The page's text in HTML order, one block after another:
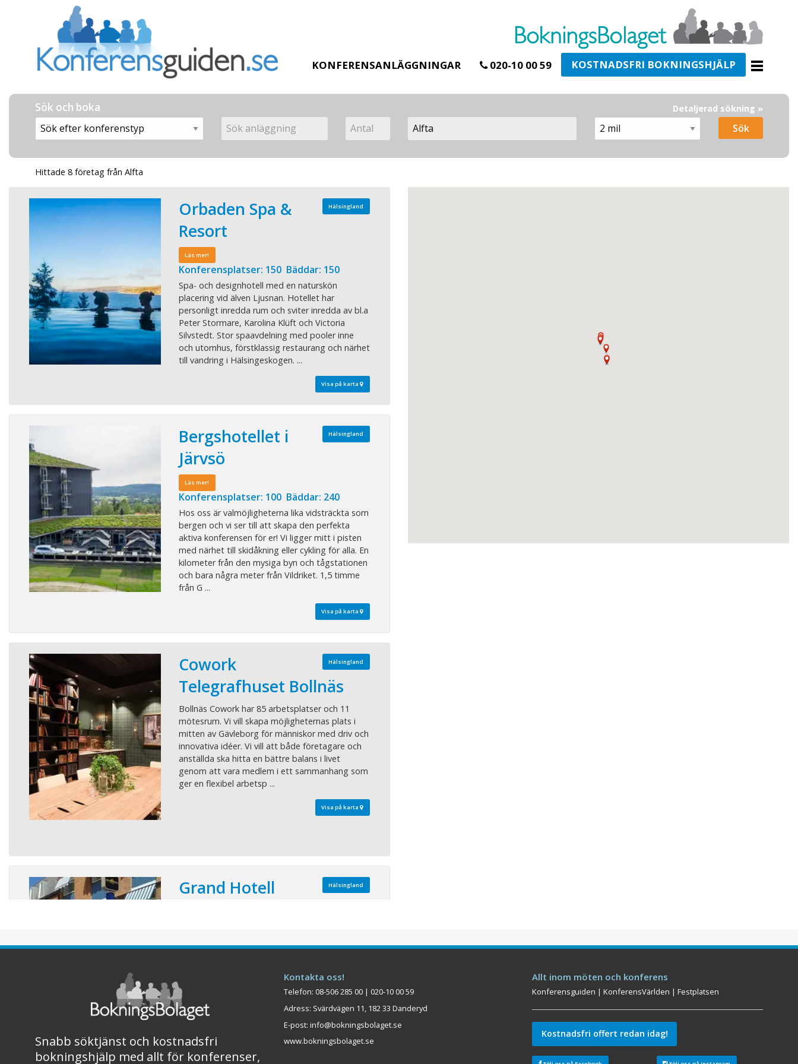
KONFERENSANLÄGGNINGAR 020-10 00 59 KOSTNADSFRI BOKNINGSHJÄLP
Sök och boka Detaljerad sökning »
Hittade 8 företag från Alfta
Hälsingland
Orbaden Spa &
Resort
Läs mer!
Konferensplatser: 150 Bäddar: 150
Spa- och designhotell med en naturskön
placering vid älven Ljusnan. Hotellet har
personligt inredda rum och sviter inredda av bl.a
Peter Stormare, Karolina Klüft och Victoria
Silvstedt. Stor spaavdelning med pooler inne
och utomhus, förstklassig restaurang och närhet
till vandring i Hälsingeskogen. ...
Visa på karta
Hälsingland
Bergshotellet i
Järvsö
Läs mer!
Konferensplatser: 100 Bäddar: 240
Hos oss är valmöjligheterna lika vidsträckta som
bergen och vi ser till att skapa den perfekta
aktiva konferensen för er! Vi ligger mitt i pisten
med närhet till skidåkning eller cykling för alla. En
kilometer från den mysiga byn och tågstationen
och bara några meter från Vildriket. 1,5 timme
från G ...
Visa på karta
Hälsingland
Cowork
Telegrafhuset Bollnäs
Bollnäs Cowork har 85 arbetsplatser och 11
mötesrum. Vi vill skapa möjligheternas plats i
mitten av Gävleborg för människor med driv och
innovativa idéer. Vi vill att både företagare och
anställda ska hitta en bättre balans i livet
genom att vara medlem i ett sammanhang som
ger en flexibel arbetsp ...
Visa på karta
Hälsingland
Grand Hotell
nöjen, buss och tåg. Gratis internetuppkoppling.
Visa på karta
Snabb söktjänst och kostnadsfri
bokningshjälp med allt för konferenser,
Kontakta oss!
Telefon: 08-506 285 00 | 020-10 00 59
Adress: Svärdvägen 11, 182 33 Danderyd
E-post: info@bokningsbolaget.se
www.bokningsbolaget.se
Allt inom möten och konferens
Konferensguiden |KonferensVärlden |Festplatsen
Kostnadsfri offert redan idag!